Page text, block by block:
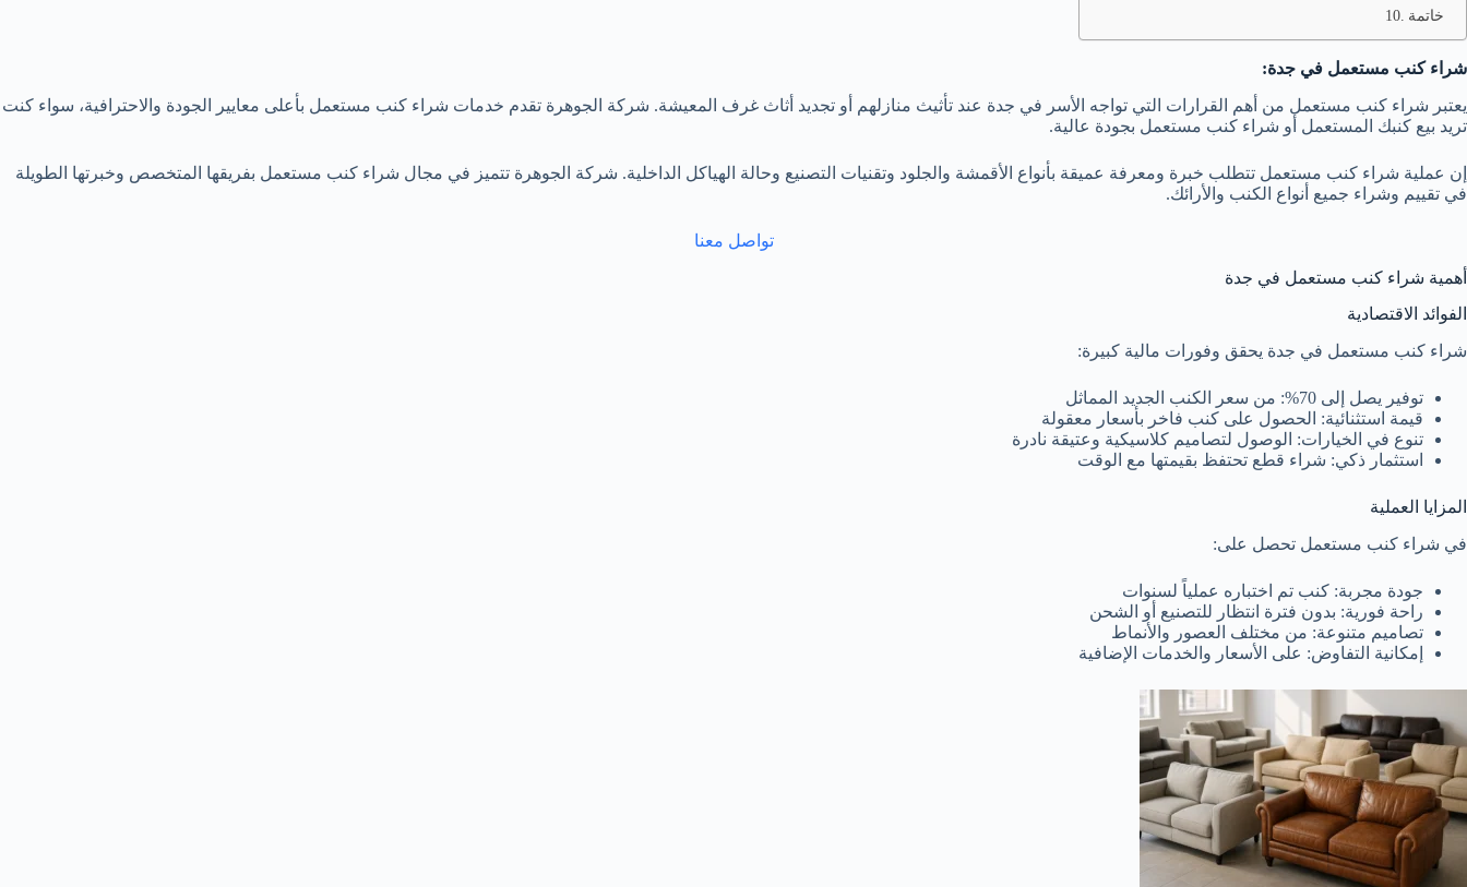
خاتمة
شراء كنب مستعمل في جدة:
يعتبر شراء كنب مستعمل من أهم القرارات التي تواجه الأسر في جدة عند تأثيث منازلهم أو تجديد أثاث غرف المعيشة. شركة الجوهرة تقدم خدمات شراء كنب مستعمل بأعلى معايير الجودة والاحترافية، سواء كنت
تريد بيع كنبك المستعمل أو شراء كنب مستعمل بجودة عالية.
إن عملية شراء كنب مستعمل تتطلب خبرة ومعرفة عميقة بأنواع الأقمشة والجلود وتقنيات التصنيع وحالة الهياكل الداخلية. شركة الجوهرة تتميز في مجال شراء كنب مستعمل بفريقها المتخصص وخبرتها الطويلة
في تقييم وشراء جميع أنواع الكنب والأرائك.
تواصل معنا
أهمية شراء كنب مستعمل في جدة
الفوائد الاقتصادية
شراء كنب مستعمل في جدة يحقق وفورات مالية كبيرة:
توفير يصل إلى 70%: من سعر الكنب الجديد المماثل
قيمة استثنائية: الحصول على كنب فاخر بأسعار معقولة
تنوع في الخيارات: الوصول لتصاميم كلاسيكية وعتيقة نادرة
استثمار ذكي: شراء قطع تحتفظ بقيمتها مع الوقت
المزايا العملية
في شراء كنب مستعمل تحصل على:
جودة مجربة: كنب تم اختباره عملياً لسنوات
راحة فورية: بدون فترة انتظار للتصنيع أو الشحن
تصاميم متنوعة: من مختلف العصور والأنماط
إمكانية التفاوض: على الأسعار والخدمات الإضافية